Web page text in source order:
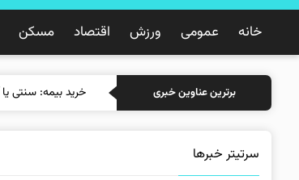
خانه عمومی ورزش اقتصاد مسکن
برترین عناوین خبری خرید بیمه: سنتی
سرتیتر خبرها